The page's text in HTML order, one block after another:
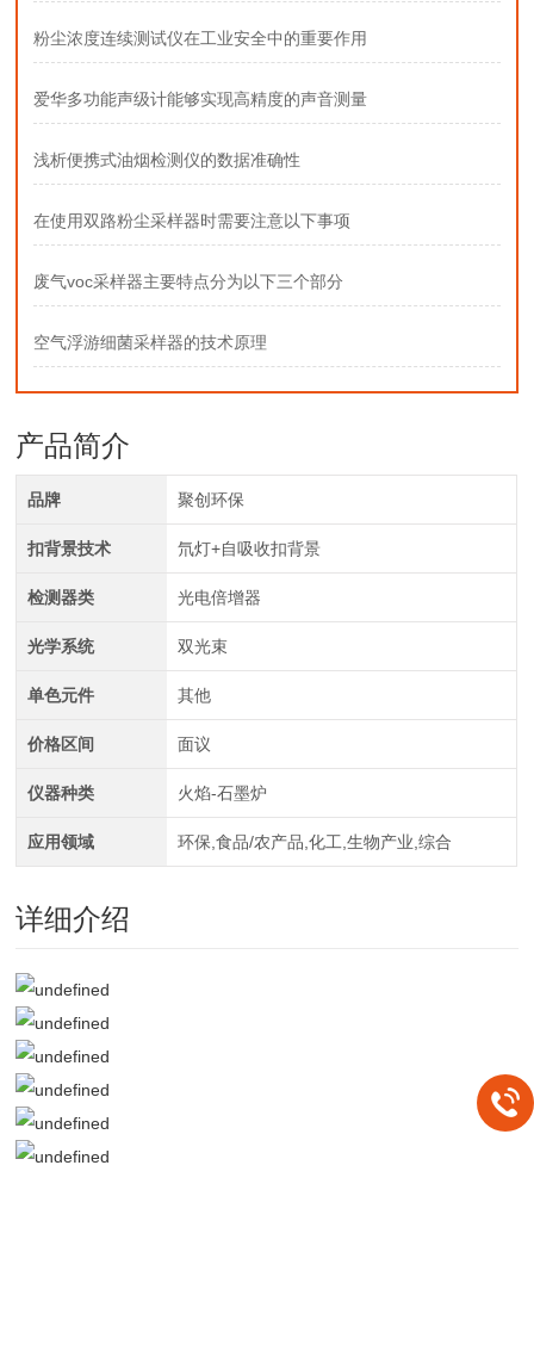
粉尘浓度连续测试仪在工业安全中的重要作用
爱华多功能声级计能够实现高精度的声音测量
浅析便携式油烟检测仪的数据准确性
在使用双路粉尘采样器时需要注意以下事项
废气voc采样器主要特点分为以下三个部分
空气浮游细菌采样器的技术原理
产品简介
品牌 聚创环保
扣背景技术 氘灯+自吸收扣背景
检测器类 光电倍增器
光学系统 双光束
单色元件 其他
价格区间 面议
仪器种类 火焰-石墨炉
应用领域 环保,食品/农产品,化工,生物产业,综合
详细介绍